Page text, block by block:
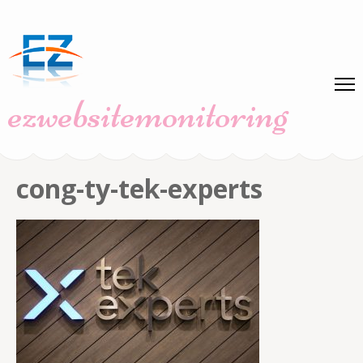
content
(Press
ezwebsitemonitoring
cong-ty-tek-experts